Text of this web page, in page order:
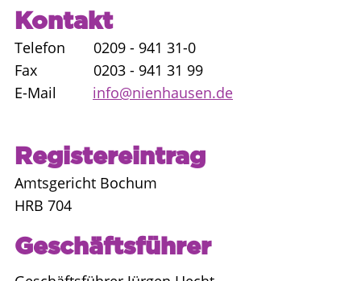
Kontakt
Telefon 0209 - 941 31-0
Fax 0203 - 941 31 99
E-Mail info@nienhausen.de
Registereintrag
Amtsgericht Bochum
HRB 704
Geschäftsführer